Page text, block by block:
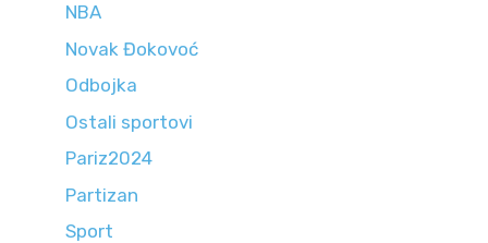
NBA
Novak Đokovoć
Odbojka
Ostali sportovi
Pariz2024
Partizan
Sport